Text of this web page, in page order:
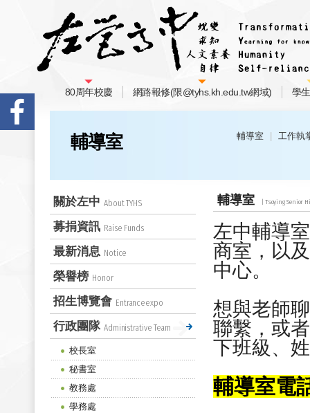
80周年校慶 網路報修(限@tyhs.kh.edu.tw網域) 學
輔導室 輔導室 工作執
輔導室
左中輔導
商室，以
中心。
想與老師
聯繫，或
下班級、
輔導室電
關於左中 About TYHS
募捐資訊 Raise Funds
最新消息 Notice
榮譽榜 Honor
招生博覽會 Entranceexpo
行政團隊 Administrative Team
校長室
秘書室
教務處
學務處